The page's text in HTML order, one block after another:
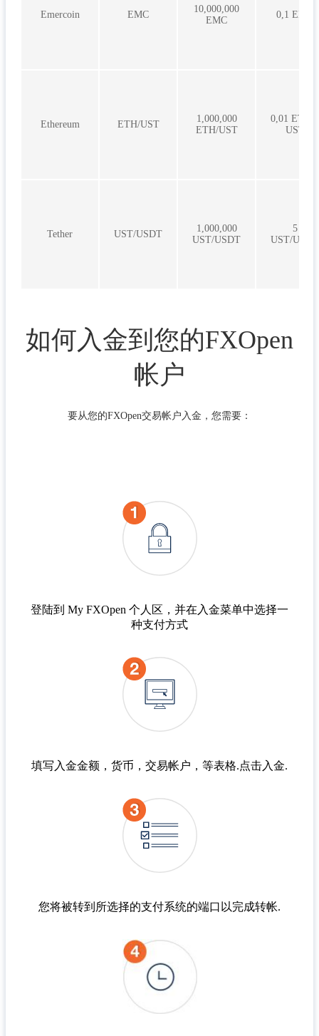
Emercoin EMC
10,000,000
EMC
0,1 EMC
Ethereum ETH/UST
1,000,000
ETH/UST
0,01 ETH/5
UST
Tether UST/USDT
1,000,000
UST/USDT
5
UST/USDT
如何入金到您的FXOpen
帐户
要从您的FXOpen交易帐户入金，您需要：
登陆到 My FXOpen 个人区，并在入金菜单中选择一
种支付方式​
填写入金金额，货币，交易帐户，等表格.点击入金.​
您将被转到所选择的支付系统的端口以完成转帐.